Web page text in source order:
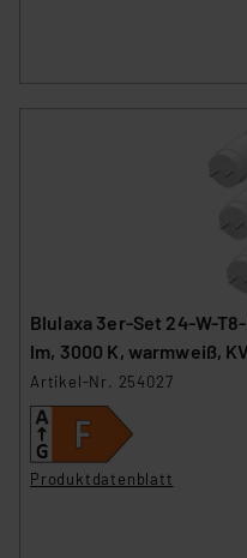
Blulaxa 3er-Set 24-W-
lm, 3000 K, warmweiß,
Artikel-Nr. 254027
Produktdatenblatt